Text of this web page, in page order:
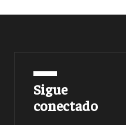
Sigue
conectado